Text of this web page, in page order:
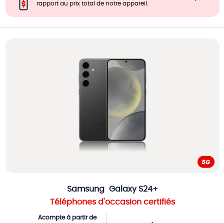
rapport au prix total de notre appareil.
Samsung Galaxy S24+
Téléphones d'occasion certifiés
Acompte à partir de